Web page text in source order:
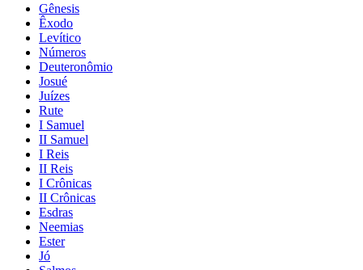
Gênesis
Êxodo
Levítico
Números
Deuteronômio
Josué
Juízes
Rute
I Samuel
II Samuel
I Reis
II Reis
I Crônicas
II Crônicas
Esdras
Neemias
Ester
Jó